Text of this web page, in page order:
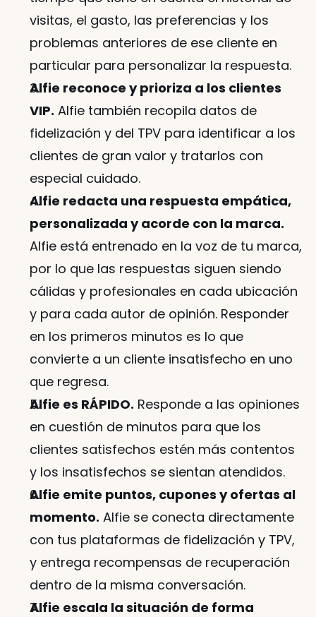
visitas, el gasto, las preferencias y los
problemas anteriores de ese cliente en
particular para personalizar la respuesta.
Alfie reconoce y prioriza a los clientes
VIP. Alfie también recopila datos de
fidelización y del TPV para identificar a los
clientes de gran valor y tratarlos con
especial cuidado.
Alfie redacta una respuesta empática,
personalizada y acorde con la marca.
Alfie está entrenado en la voz de tu marca,
por lo que las respuestas siguen siendo
cálidas y profesionales en cada ubicación
y para cada autor de opinión. Responder
en los primeros minutos es lo que
convierte a un cliente insatisfecho en uno
que regresa.
Alfie es RÁPIDO. Responde a las opiniones
en cuestión de minutos para que los
clientes satisfechos estén más contentos
y los insatisfechos se sientan atendidos.
Alfie emite puntos, cupones y ofertas al
momento. Alfie se conecta directamente
con tus plataformas de fidelización y TPV,
y entrega recompensas de recuperación
dentro de la misma conversación.
Alfie escala la situación de forma